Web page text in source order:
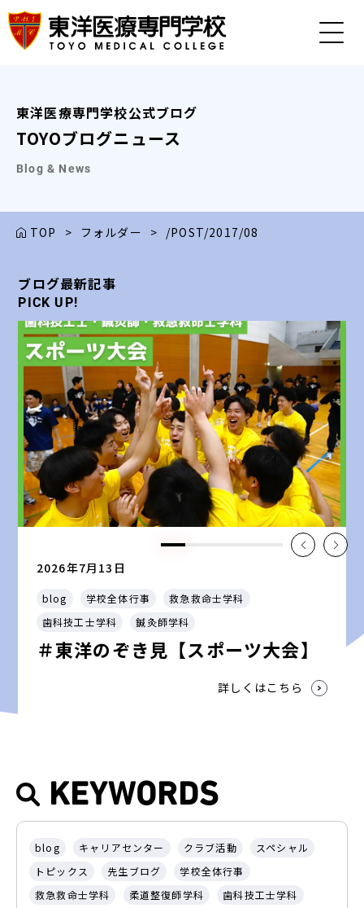
東洋医療専門学校公式ブログ
TOYOブログニュース
Blog & News
TOP > フォルダー > /POST/2017/08
ブログ最新記事
PICK UP!
2026年7月13日
blog 学校全体行事
救急救命士学科
歯科技工士学科
鍼灸師学科
＃東洋のぞき見【スポーツ大会】
詳しくはこちら
ブログ最新記事
PICK UP!
ブログ最新記事
PICK UP!
ブログ最新記事
PICK UP!
ブログ最新記事
PICK UP!
KEYWORDS
blog キャリアセンター クラブ活動
スペシャル
トピックス
先生ブログ
学校全体行事
救急救命士学科
柔道整復師学科
歯科技工士学科